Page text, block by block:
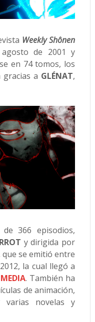
Weekly Shônen
de 2001 y
en 74 tomos, los
gracias a GLÉNAT,
366 episodios,
y dirigida por
que se emitió entre
la cual llegó a
. También ha
de animación,
varias novelas y